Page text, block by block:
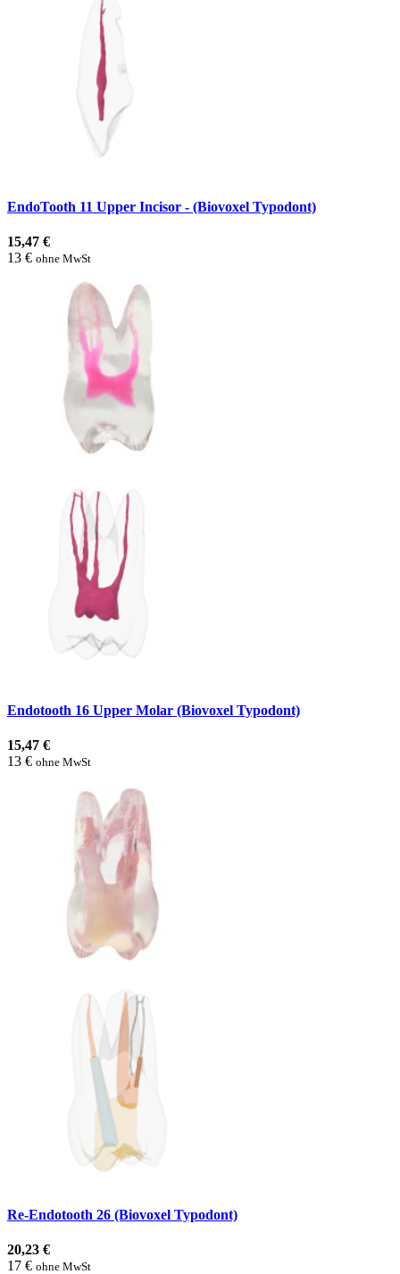
EndoTooth 11 Upper Incisor - (Biovoxel Typodont)
15,47 €
13 € ohne MwSt
Endotooth 16 Upper Molar (Biovoxel Typodont)
15,47 €
13 € ohne MwSt
Re-Endotooth 26 (Biovoxel Typodont)
20,23 €
17 € ohne MwSt